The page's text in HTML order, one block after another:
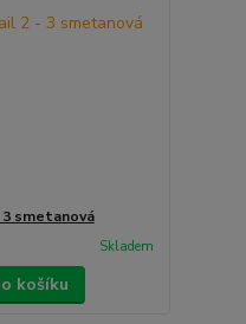
smetanová
Skladem
košíku